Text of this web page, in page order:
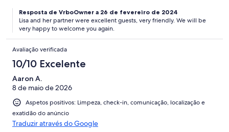
Resposta de VrboOwner a 26 de fevereiro de 2024
Lisa and her partner were excellent guests, very friendly. We will be
very happy to welcome you again.
Avaliação verificada
10/10 Excelente
Aaron A.
8 de maio de 2026
Aspetos positivos: Limpeza, check-in, comunicação, localização e
exatidão do anúncio
Traduzir através do Google